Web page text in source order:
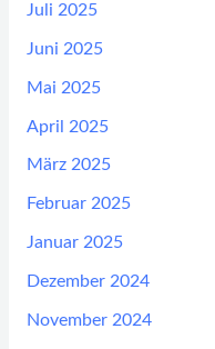
Juli 2025
Juni 2025
Mai 2025
April 2025
März 2025
Februar 2025
Januar 2025
Dezember 2024
November 2024